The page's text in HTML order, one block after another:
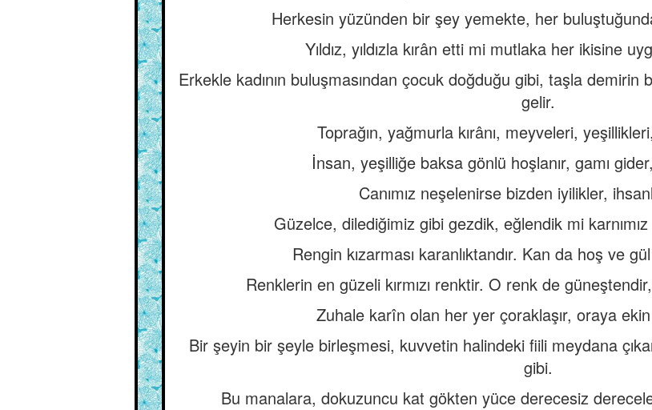
Herkesin yüzünden bir şey yemekte, her
Yıldız, yıldızla kırân etti mi mutlaka her ikisine
Erkekle kadının buluşmasından çocuk doğduğu gibi, taşla demirin
gelir.
Toprağın, yağmurla kırânı, meyveleri,
İnsan, yeşilliğe baksa gönlü hoşlanır, gamı
Canımız neşelenirse bizden iyilikler,
Güzelce, dilediğimiz gibi gezdik, eğlendik mi karnımız
Rengin kızarması karanlıktandır. Kan da hoş ve
Renklerin en güzeli kırmızı renktir. O renk de
Zuhale karîn olan her yer çoraklaşır, oraya
Bir şeyin bir şeyle birleşmesi, kuvvetin halindeki fiili meydana
gibi.
Bu manalara, dokuzuncu kat gökten yüce derecesiz